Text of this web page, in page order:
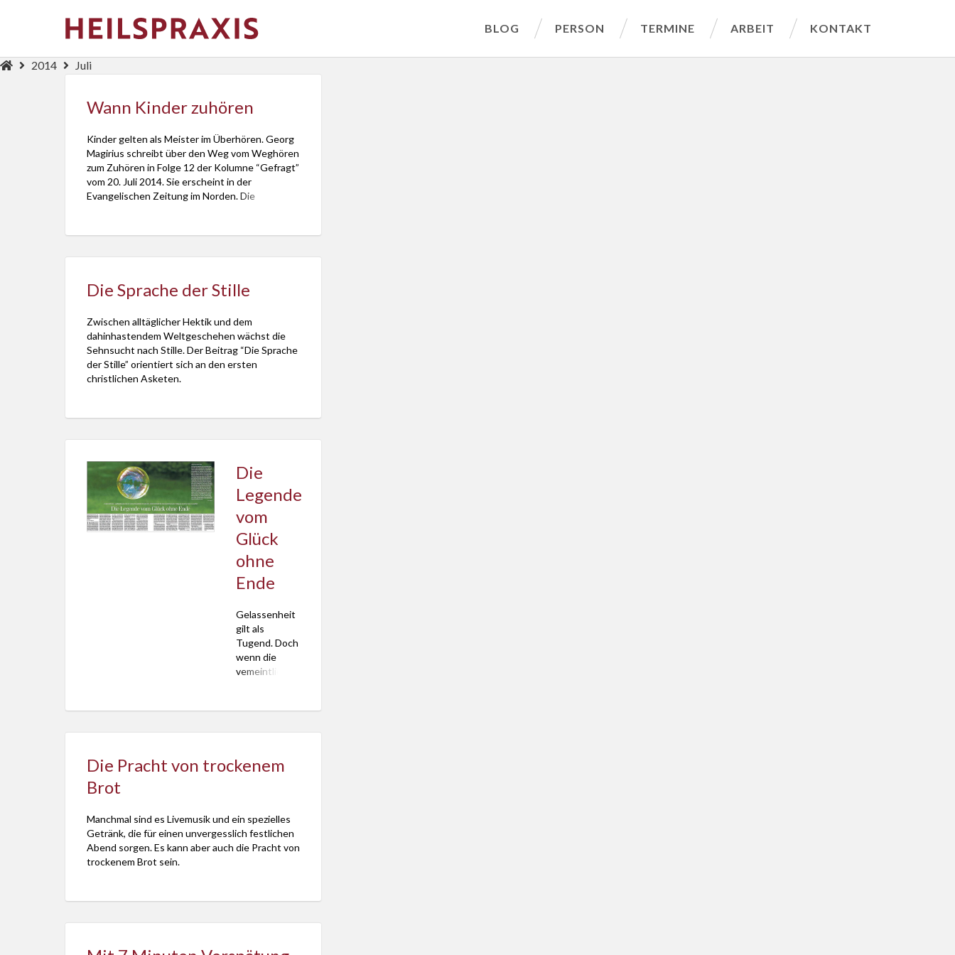
BLOG PERSON TERMINE ARBEIT KONTAKT
2014 Juli
Wann Kinder zuhören
Kinder gelten als Meister im Überhören. Georg
Magirius schreibt über den Weg vom Weghören
zum Zuhören in Folge 12 der Kolumne “Gefragt”
vom 20. Juli 2014. Sie erscheint in der
Evangelischen Zeitung im Norden. Die
Überhören: Wenn sie nicht schlafen wollen, […]
Die Sprache der Stille
Zwischen alltäglicher Hektik und dem
dahinhastendem Weltgeschehen wächst die
Sehnsucht nach Stille. Der Beitrag “Die Sprache
der Stille” orientiert sich an den ersten
christlichen Asketen.
Die
Legende
vom
Glück
ohne
Ende
Gelassenheit
gilt als
Tugend. Doch
wenn die
vemeintliche
wird, sollte
Georg
Beitrag “Die
Legende vom
Glück ohne
Zeitung vom
veröffentlicht.
Die Pracht von trockenem
Brot
Manchmal sind es Livemusik und ein spezielles
Getränk, die für einen unvergesslich festlichen
Abend sorgen. Es kann aber auch die Pracht von
trockenem Brot sein.